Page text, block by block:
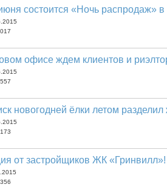
состоится «Ночь распродаж»
офисе ждем клиентов и
новогодней ёлки летом
от застройщиков ЖК